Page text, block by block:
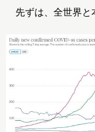
先ずは、全世界と